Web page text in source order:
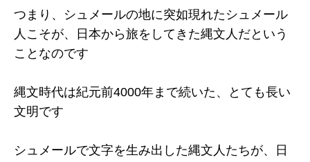
つまり、シュメールの地に突如現れたシュメール
人こそが、日本から旅をしてきた縄文人だという
ことなのです
縄文時代は紀元前4000年まで続いた、とても長い
文明です
シュメールで文字を生み出した縄文人たちが、日